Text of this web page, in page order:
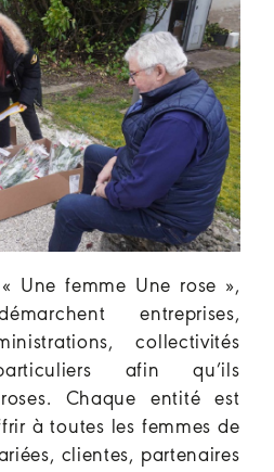
Une femme Une rose »,
entreprises,
collectivités
afin qu’ils
Chaque entité est
à toutes les femmes de
clientes, partenaires